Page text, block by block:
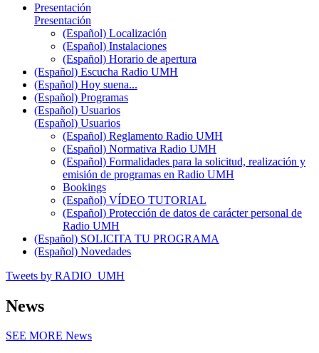
Presentación
Presentación
(Español) Localización
(Español) Instalaciones
(Español) Horario de apertura
(Español) Escucha Radio UMH
(Español) Hoy suena...
(Español) Programas
(Español) Usuarios
(Español) Usuarios
(Español) Reglamento Radio UMH
(Español) Normativa Radio UMH
(Español) Formalidades para la solicitud, realización y
emisión de programas en Radio UMH
Bookings
(Español) VÍDEO TUTORIAL
(Español) Protección de datos de carácter personal de
Radio UMH
(Español) SOLICITA TU PROGRAMA
(Español) Novedades
Tweets by RADIO_UMH
News
SEE MORE News